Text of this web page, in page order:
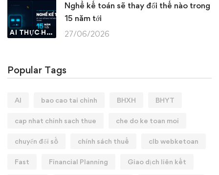
AI THỰC HÀNH
Nghề kế toán sẽ thay đổi thế nào trong
15 năm tới
27/06/2026
Popular Tags
AI bao cao tai chinh BHXH BHYT
cap nhat chinh sach thue che do ke toan moi
chuyển đổi số chính sách thuế clb webketoan
Fast Financial Planning Giao dịch liên kết